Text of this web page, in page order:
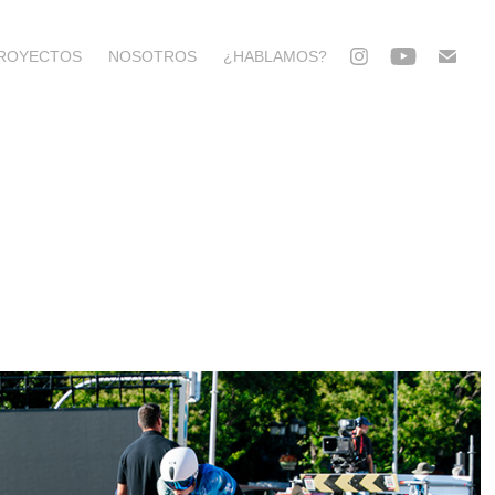
NOSOTROS ¿HABLAMOS?